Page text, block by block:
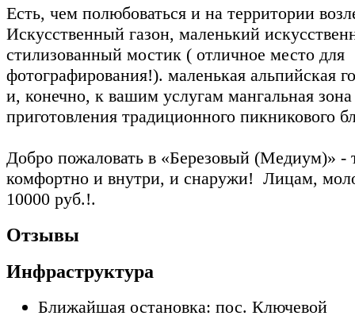
Есть, чем полюбоваться и на территории
Искусственный газон, маленький
стилизованный мостик ( отличное место для
фотографирования!). маленькая альпийская
и, конечно, к вашим услугам мангальная зона
приготовления традиционного пикникового
Добро пожаловать в «Березовый (Медиум)» -
комфортно и внутри, и снаружи! Лицам,
10000 руб.!.
Отзывы
Инфраструктура
Ближайшая остановка: пос. Ключевой